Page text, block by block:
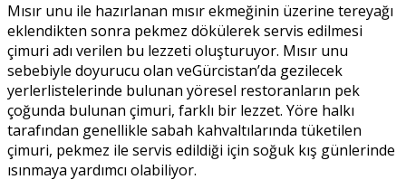
Mısır unu ile hazırlanan mısır ekmeğinin üzerine tereyağı
eklendikten sonra pekmez dökülerek servis edilmesi
çimuri adı verilen bu lezzeti oluşturuyor. Mısır unu
sebebiyle doyurucu olan veGürcistan’da gezilecek
yerlerlistelerinde bulunan yöresel restoranların pek
çoğunda bulunan çimuri, farklı bir lezzet. Yöre halkı
tarafından genellikle sabah kahvaltılarında tüketilen
çimuri, pekmez ile servis edildiği için soğuk kış günlerinde
ısınmaya yardımcı olabiliyor.